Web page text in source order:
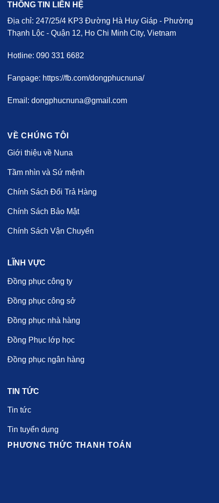
THÔNG TIN LIÊN HỆ
Địa chỉ: 247/25/4 KP3 Đường Hà Huy Giáp - Phường
Thạnh Lộc - Quận 12, Ho Chi Minh City, Vietnam
Hotline: 090 331 6682
Fanpage: https://fb.com/dongphucnuna/
Email: dongphucnuna@gmail.com
VỀ CHÚNG TÔI
Giới thiệu về Nuna
Tầm nhìn và Sứ mệnh
Chính Sách Đổi Trả Hàng
Chính Sách Bảo Mật
Chính Sách Vận Chuyển
LĨNH VỰC
Đồng phục công ty
Đồng phục công sở
Đồng phục nhà hàng
Đồng Phục lớp học
Đồng phục ngân hàng
TIN TỨC
Tin tức
Tin tuyển dụng
PHƯƠNG THỨC THANH TOÁN